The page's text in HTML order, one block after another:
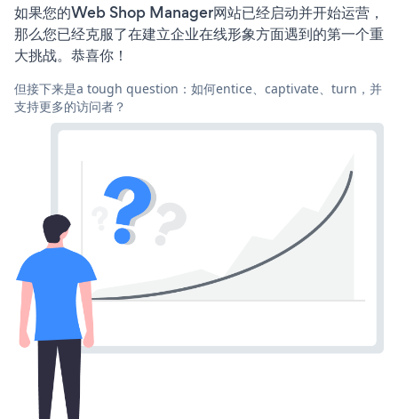
如果您的Web Shop Manager网站已经启动并开始运营，
那么您已经克服了在建立企业在线形象方面遇到的第一个重
大挑战。恭喜你！
但接下来是a tough question：如何entice、captivate、turn，并
支持更多的访问者？